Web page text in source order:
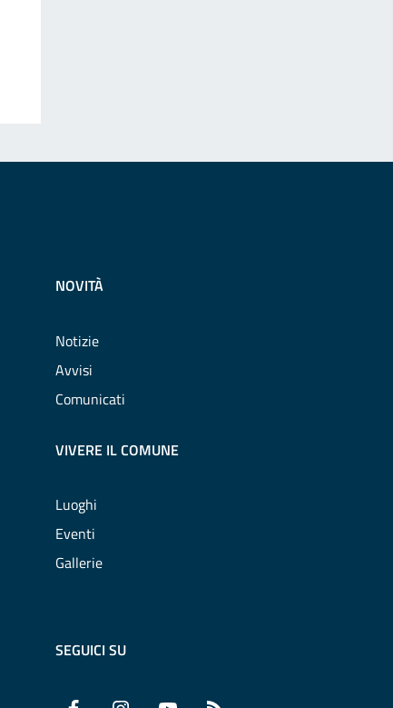
NOVITÀ
Notizie
Avvisi
Comunicati
VIVERE IL COMUNE
Luoghi
Eventi
Gallerie
SEGUICI SU